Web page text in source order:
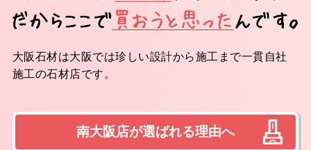
大阪石材は大阪では珍しい設計から施工まで一貫自社
施工の石材店です。
南大阪店が選ばれる理由へ